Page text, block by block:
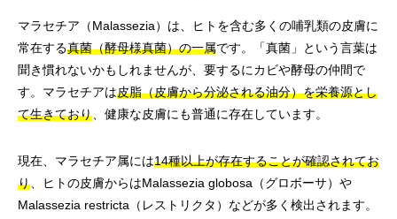
マラセチア（Malassezia）は、ヒトを含む多くの哺乳類の皮膚に
常在する真菌（酵母様真菌）の一属です。「真菌」という言葉は
聞き慣れないかもしれませんが、要するにカビや酵母の仲間で
す。マラセチアは皮脂（皮膚から分泌される油分）を栄養源とし
て生きており 、健康な皮膚にも普通に存在しています。
現在、マラセチア属には14種以上が存在することが確認されてお
り 、ヒトの皮膚からはMalassezia globosa（グロボーサ）や
Malassezia restricta（レストリクタ）などが多く検出されます。